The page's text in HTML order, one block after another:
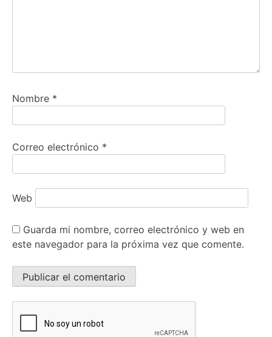
Nombre *
Correo electrónico *
Web
Guarda mi nombre, correo electrónico y web en
este navegador para la próxima vez que comente.